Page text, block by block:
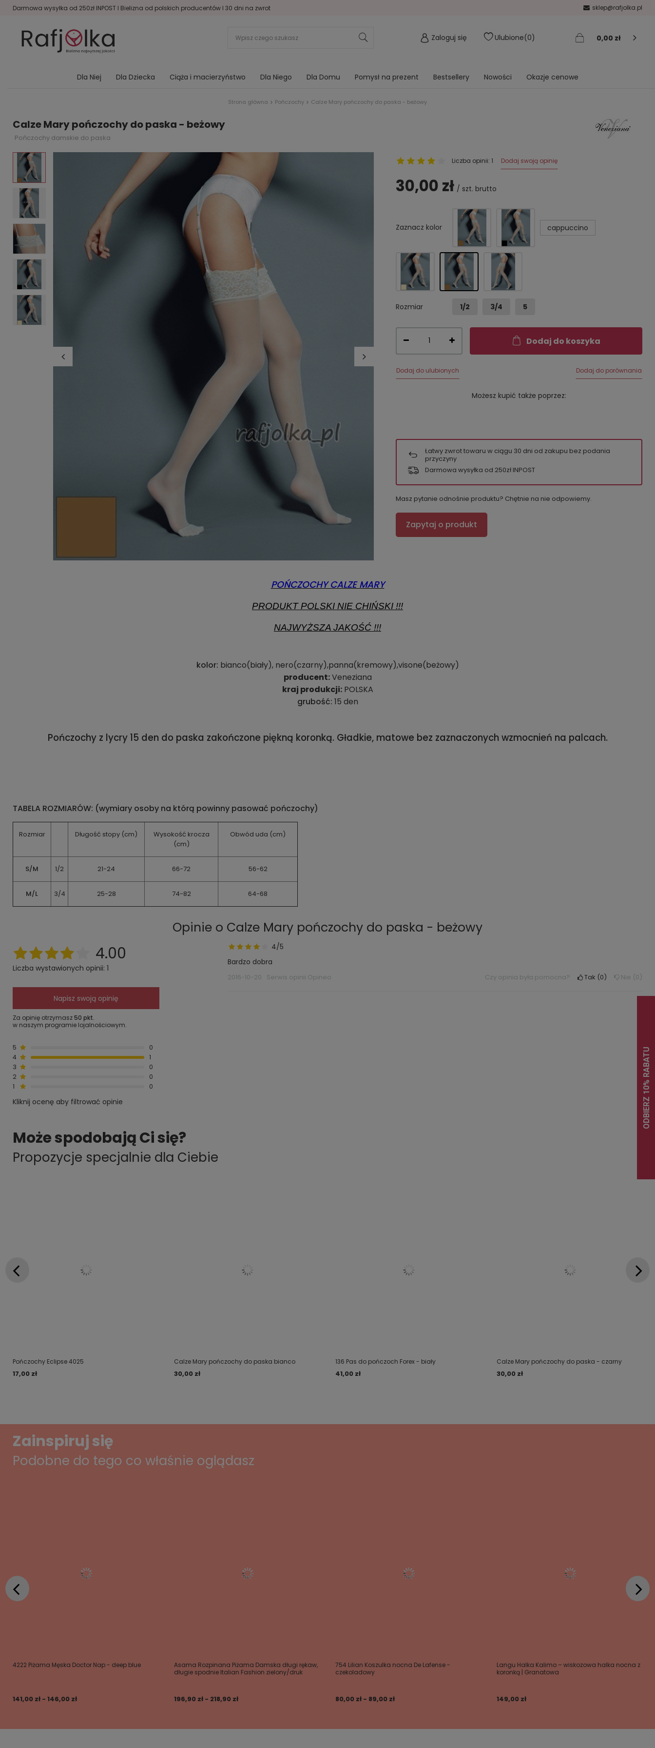
Darmowa wysyłka od 250zł INPOST I Bielizna od polskich producentów I 30 dni na zwrot sklep@rafjolka.pl
Zaloguj się Ulubione 0 0,00 zł
Dla Niej Dla Dziecka Ciąża i macierzyństwo Dla Niego Dla Domu Pomysł na prezent Bestsellery Nowości Okazje cenowe
Strona główna Pończochy Calze Mary pończochy do paska - beżowy
Calze Mary pończochy do paska - beżowy
Pończochy damskie do paska
Liczba opinii: 1 Dodaj swoją opinię
30,00 zł / szt. brutto
Zaznacz kolor cappuccino
Rozmiar 1/2 3/4 5
Dodaj do koszyka
Dodaj do ulubionych Dodaj do porównania
Możesz kupić także poprzez:
Łatwy zwrot towaru w ciągu 30 dni od zakupu bez podania
przyczyny
Darmowa wysyłka od 250zł INPOST
Masz pytanie odnośnie produktu? Chętnie na nie odpowiemy.
Zapytaj o produkt
POŃCZOCHY CALZE MARY
PRODUKT POLSKI NIE CHIŃSKI !!!
NAJWYŻSZA JAKOŚĆ !!!
kolor: bianco(biały), nero(czarny),panna(kremowy),visone(beżowy)
producent:Veneziana
kraj produkcji:POLSKA
grubość: 15 den
Pończochy z lycry 15 den do paska zakończone piękną koronką. Gładkie, matowe bez zaznaczonych wzmocnień na palcach.
TABELA ROZMIARÓW: (wymiary osoby na którą powinny pasować pończochy)
Rozmiar Długość stopy (cm)
Wysokość krocza
(cm)
Obwód uda (cm)
S/M 1/2 21-24 66-72 56-62
M/L 3/4 25-28 74-82 64-68
Opinie o Calze Mary pończochy do paska - beżowy
4.00
Liczba wystawionych opinii: 1
Napisz swoją opinię
Za opinię otrzymasz50 pkt.
w naszym programie lojalnościowym.
5
0
4
1
3
0
2
0
1
0
Kliknij ocenę aby filtrować opinie
4/5
Bardzo dobra
2016-10-20 Serwis opinii Opineo Czy opinia była pomocna? Tak 0 Nie 0
Może spodobają Ci się?
Propozycje specjalnie dla Ciebie
Pończochy Eclipse 4025
17,00 zł
Calze Mary pończochy do paska bianco
30,00 zł
136 Pas do pończoch Forex - biały
41,00 zł
Calze Mary pończochy do paska - czarny
30,00 zł
Zainspiruj się
Podobne do tego co właśnie oglądasz
4222 Piżama Męska Doctor Nap - deep blue
141,00 zł - 146,00 zł
Asama Rozpinana Piżama Damska długi rękaw,
długie spodnie Italian Fashion zielony/druk
196,90 zł - 218,90 zł
754 Lilian Koszulka nocna De Lafense -
czekoladowy
80,00 zł - 89,00 zł
Langu Halka Kalimo – wiskozowa halka nocna z
koronką | Granatowa
149,00 zł